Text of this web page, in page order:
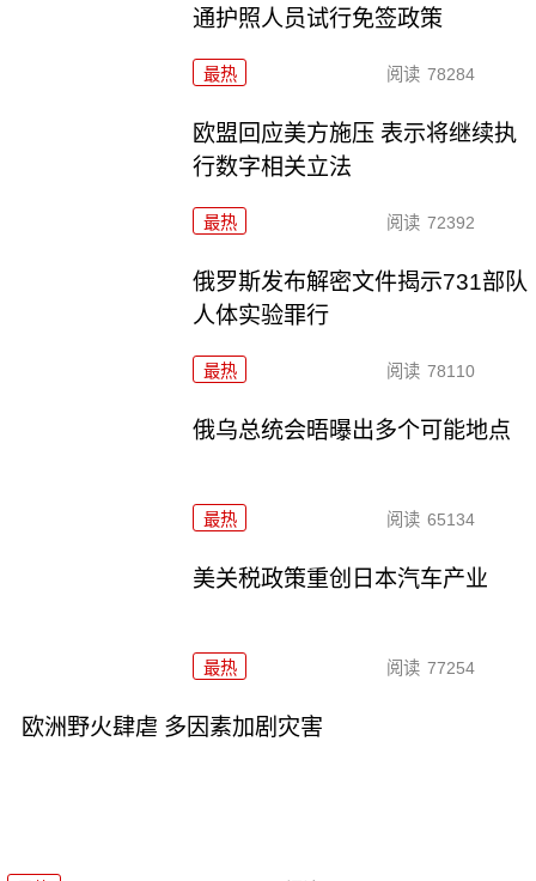
通护照人员试行免签政策
最热 阅读 78284
欧盟回应美方施压 表示将继续执
行数字相关立法
最热 阅读 72392
俄罗斯发布解密文件揭示731部队
人体实验罪行
最热 阅读 78110
俄乌总统会晤曝出多个可能地点
最热 阅读 65134
美关税政策重创日本汽车产业
最热 阅读 77254
欧洲野火肆虐 多因素加剧灾害